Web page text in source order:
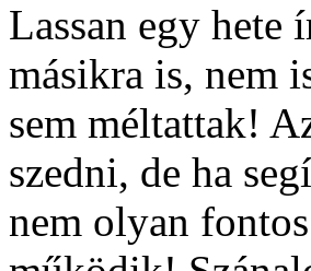
Lassan egy hete
másikra is, nem
sem méltattak!
szedni, de ha
nem olyan